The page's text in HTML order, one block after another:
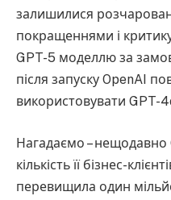
залишилися
покращеннями і
GPT-5 моделлю за
після запуску OpenAI
використовувати GPT-
Нагадаємо – нещодавно
кількість її бізнес-
перевищила один